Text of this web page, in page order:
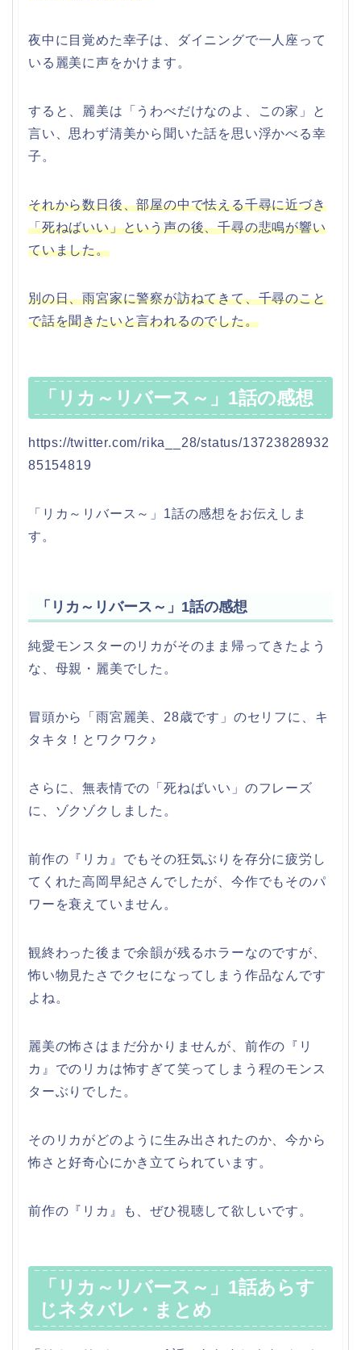
夜中に目覚めた幸子は、ダイニングで一人座って
いる麗美に声をかけます。
すると、麗美は「うわべだけなのよ、この家」と
言い、思わず清美から聞いた話を思い浮かべる幸
子。
それから数日後、部屋の中で怯える千尋に近づき
「死ねばいい」という声の後、千尋の悲鳴が響い
ていました。
別の日、雨宮家に警察が訪ねてきて、千尋のこと
で話を聞きたいと言われるのでした。
「リカ～リバース～」1話の感想
https://twitter.com/rika__28/status/13723828932
85154819
「リカ～リバース～」1話の感想をお伝えしま
す。
「リカ～リバース～」1話の感想
純愛モンスターのリカがそのまま帰ってきたよう
な、母親・麗美でした。
冒頭から「雨宮麗美、28歳です」のセリフに、キ
タキタ！とワクワク♪
さらに、無表情での「死ねばいい」のフレーズ
に、ゾクゾクしました。
前作の『リカ』でもその狂気ぶりを存分に疲労し
てくれた高岡早紀さんでしたが、今作でもそのパ
ワーを衰えていません。
観終わった後まで余韻が残るホラーなのですが、
怖い物見たさでクセになってしまう作品なんです
よね。
麗美の怖さはまだ分かりませんが、前作の『リ
カ』でのリカは怖すぎて笑ってしまう程のモンス
ターぶりでした。
そのリカがどのように生み出されたのか、今から
怖さと好奇心にかき立てられています。
前作の『リカ』も、ぜひ視聴して欲しいです。
「リカ～リバース～」1話あらす
じネタバレ・まとめ